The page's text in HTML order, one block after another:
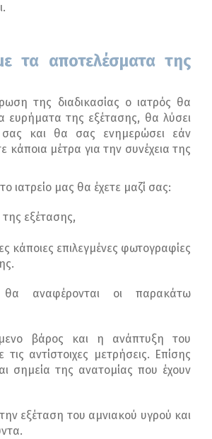
τα αποτελέσματα της
της διαδικασίας ο ιατρός θα
ευρήματα της εξέτασης, θα λύσει
σας και θα σας ενημερώσει εάν
κάποια μέτρα για την συνέχεια της
ιατρείο μας θα έχετε μαζί σας:
εξέτασης,
κάποιες επιλεγμένες φωτογραφίες
αναφέρονται οι παρακάτω
βάρος και η ανάπτυξη του
αντίστοιχες μετρήσεις. Επίσης
σημεία της ανατομίας που έχουν
εξέταση του αμνιακού υγρού και